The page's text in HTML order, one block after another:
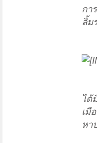
กา
ลิ้ม
ได้
เมื
หา